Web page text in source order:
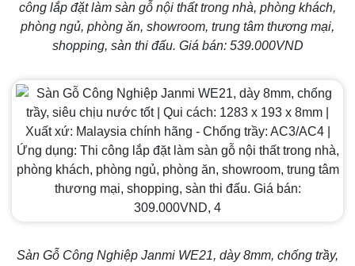
công lắp đặt làm sàn gỗ nội thất trong nhà, phòng khách,
phòng ngủ, phòng ăn, showroom, trung tâm thương mại,
shopping, sàn thi đấu. Giá bán: 539.000VND
Sàn Gỗ Công Nghiệp Janmi WE21, dày 8mm, chống trầy,